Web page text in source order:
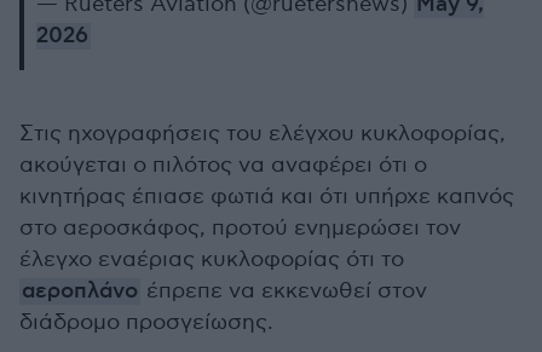
2026
Στις ηχογραφήσεις του ελέγχου κυκλοφορίας,
ακούγεται ο πιλότος να αναφέρει ότι ο
κινητήρας έπιασε φωτιά και ότι υπήρχε καπνός
στο αεροσκάφος, προτού ενημερώσει τον
έλεγχο εναέριας κυκλοφορίας ότι το
αεροπλάνο έπρεπε να εκκενωθεί στον
διάδρομο προσγείωσης.